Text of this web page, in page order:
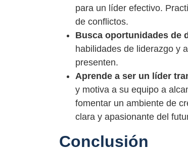
para un líder efectivo.
de conflictos.
Busca oportunidades de
habilidades de liderazgo y
presenten.
Aprende a ser un líder
y motiva a su equipo a
fomentar un ambiente de
clara y apasionante del
Conclusión